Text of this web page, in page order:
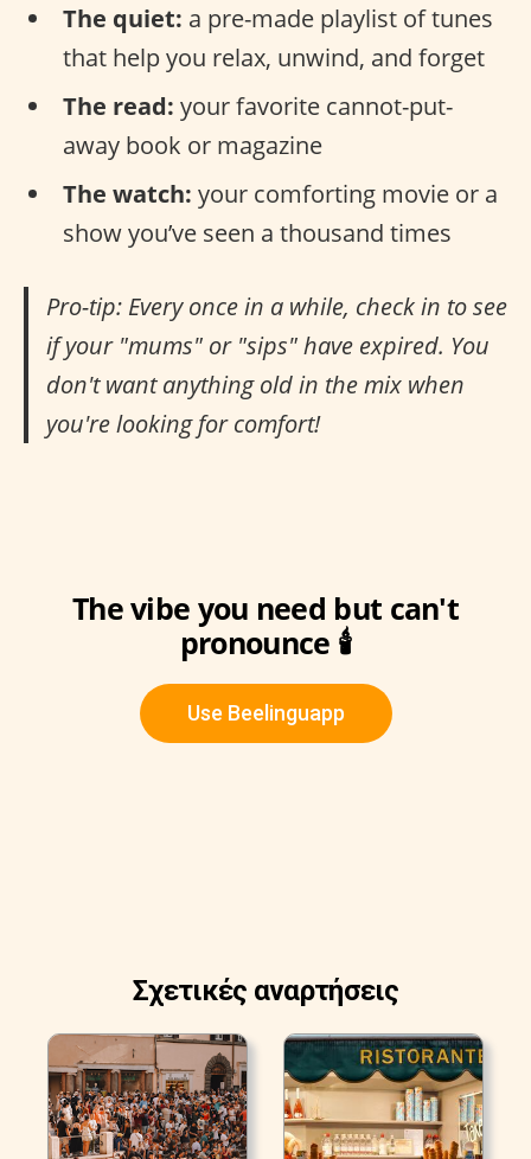
The quiet: a pre-made playlist of tunes
that help you relax, unwind, and forget
The read: your favorite cannot-put-
away book or magazine
The watch: your comforting movie or a
show you’ve seen a thousand times
Pro-tip: Every once in a while, check in to see
if your "mums" or "sips" have expired. You
don't want anything old in the mix when
you're looking for comfort!
The vibe you need but can't
pronounce 🕯️
Use Beelinguapp
Σχετικές αναρτήσεις